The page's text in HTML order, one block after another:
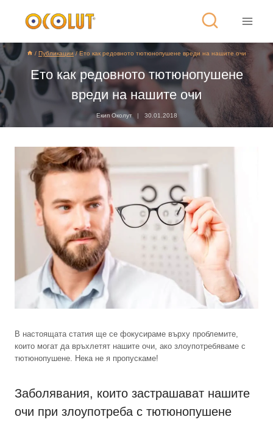
/ Публикации / Ето как редовното тютюнопушене вреди на нашите очи
Ето как редовното тютюнопушене
вреди на нашите очи
Екип Околут 30.01.2018
В настоящата статия ще се фокусираме върху проблемите,
които могат да връхлетят нашите очи, ако злоупотребяваме с
тютюнопушене. Нека не я пропускаме!
Заболявания, които застрашават нашите
очи при злоупотреба с тютюнопушене